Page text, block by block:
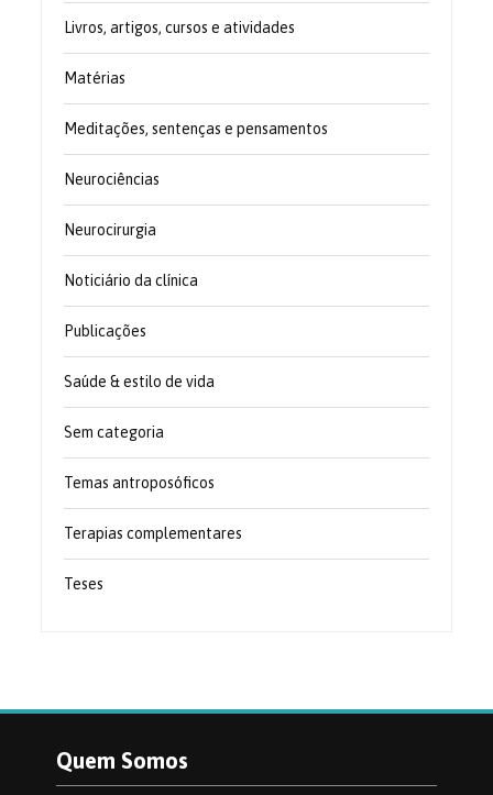
Livros, artigos, cursos e atividades
Matérias
Meditações, sentenças e pensamentos
Neurociências
Neurocirurgia
Noticiário da clínica
Publicações
Saúde & estilo de vida
Sem categoria
Temas antroposóficos
Terapias complementares
Teses
Quem Somos